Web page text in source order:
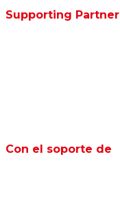
Supporting Partner
Con el soporte de